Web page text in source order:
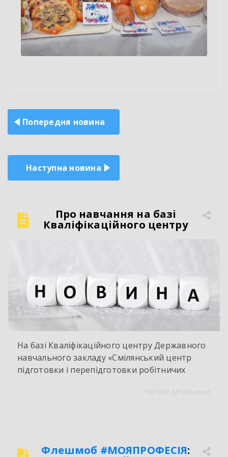
Навігація
записів
Попередня новина
Наступна новина
Про навчання на базі
Кваліфікаційного центру
На базі Кваліфікаційного центру Державного
навчального закладу «Смілянський центр
підготовки і перепідготовки робітничих
оцінювання і визнання результатів
присвоєння ІІ-го розряду з професії «Слюсар –
Читати детальніше
Флешмоб #МОЯПРОФЕСІЯ: